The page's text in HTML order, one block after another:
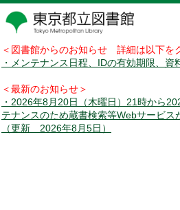
＜図書館からのお知らせ 詳細は以下を
・メンテナンス日程、IDの有効期限、資
＜最新のお知らせ＞
・2026年8月20日（木曜日）21時から
テナンスのため蔵書検索等Webサービス
（更新 2026年8月5日）